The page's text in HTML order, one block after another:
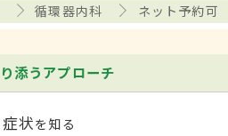
循環器内科 ネット予約可
添うアプローチ
症状を知る